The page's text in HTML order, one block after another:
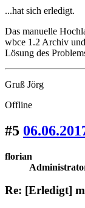
...hat sich erledigt.
Das manuelle
wbce 1.2 Archiv
Lösung des
Gruß Jörg
Offline
#5
florian
Re: [Erledigt]